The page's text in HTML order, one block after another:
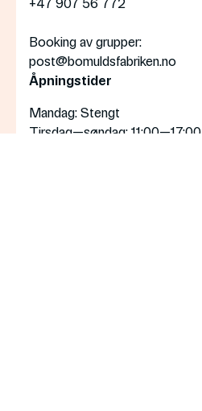
Booking av grupper:
post@bomuldsfabriken.no
Åpningstider
Mandag: Stengt
Tirsdag—søndag: 11:00—17:00